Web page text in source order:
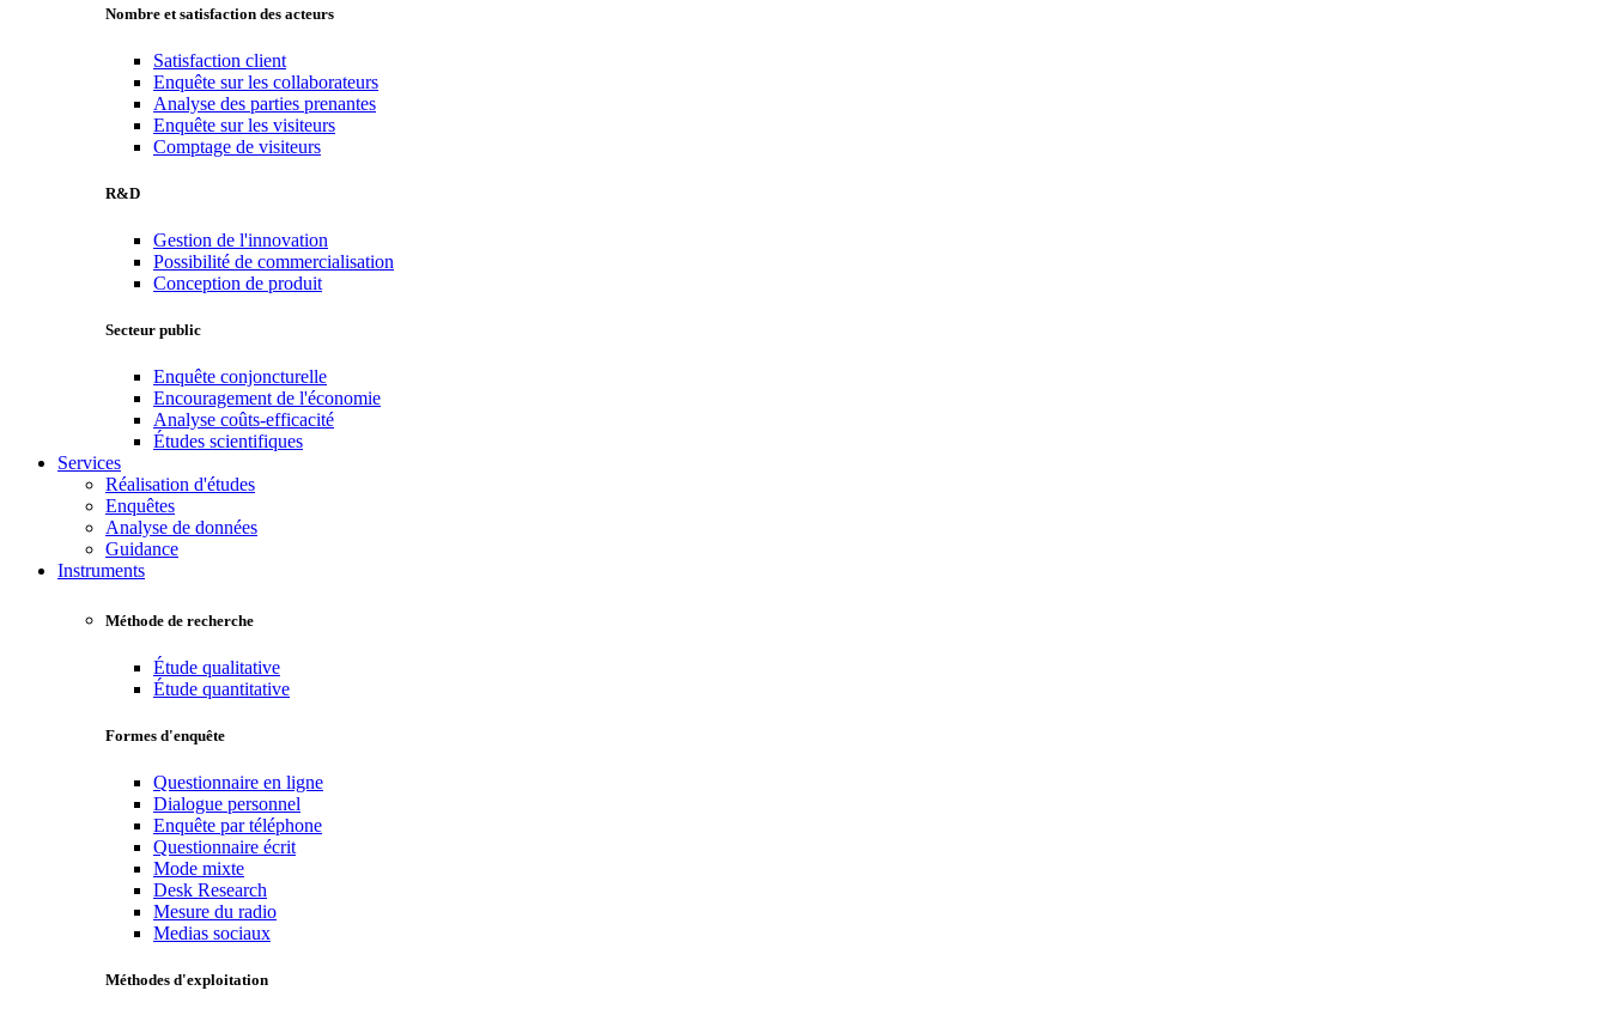
Nombre et satisfaction des acteurs
Satisfaction client
Enquête sur les collaborateurs
Analyse des parties prenantes
Enquête sur les visiteurs
Comptage de visiteurs
R&D
Gestion de l'innovation
Possibilité de commercialisation
Conception de produit
Secteur public
Enquête conjoncturelle
Encouragement de l'économie
Analyse coûts-efficacité
Études scientifiques
Services
Réalisation d'études
Enquêtes
Analyse de données
Guidance
Instruments
Méthode de recherche
Étude qualitative
Étude quantitative
Formes d'enquête
Questionnaire en ligne
Dialogue personnel
Enquête par téléphone
Questionnaire écrit
Mode mixte
Desk Research
Mesure du radio
Medias sociaux
Méthodes d'exploitation